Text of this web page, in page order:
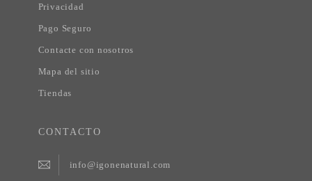
Privacidad
Pago Seguro
Contacte con nosotros
Mapa del sitio
Tiendas
CONTACTO
info@igonenatural.com